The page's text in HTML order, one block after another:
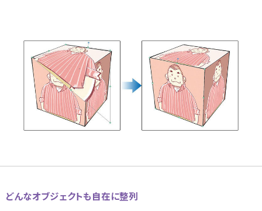
どんなオブジェクトも自在に整列